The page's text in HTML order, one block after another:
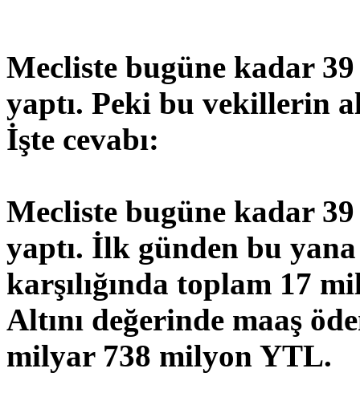
Mecliste bugüne kadar
yaptı. Peki bu vekillerin
İşte cevabı:
Mecliste bugüne kadar
yaptı. İlk günden bu
karşılığında toplam 17
Altını değerinde maaş
milyar 738 milyon YTL.